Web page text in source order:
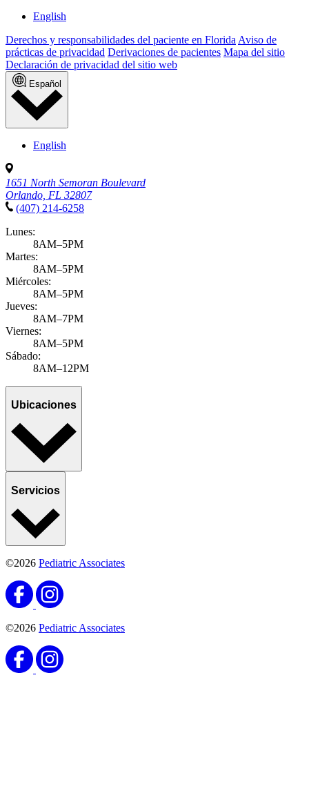
English
Derechos y responsabilidades del paciente en Florida Aviso de
prácticas de privacidad Derivaciones de pacientes Mapa del sitio
Declaración de privacidad del sitio web
Español
English
1651 North Semoran Boulevard
Orlando, FL 32807
(407) 214-6258
Lunes:
8AM–5PM
Martes:
8AM–5PM
Miércoles:
8AM–5PM
Jueves:
8AM–7PM
Viernes:
8AM–5PM
Sábado:
8AM–12PM
Ubicaciones
Servicios
©2026 Pediatric Associates
©2026 Pediatric Associates